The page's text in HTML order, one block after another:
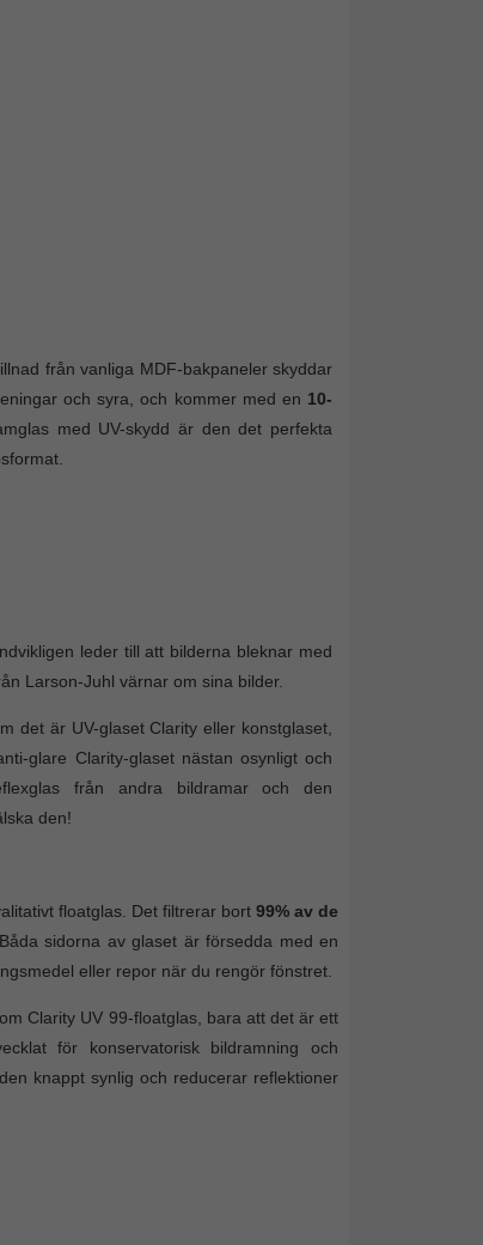
från vanliga MDF-bakpaneler skyddar
och syra, och kommer med en 10-
med UV-skydd är den det perfekta
leder till att bilderna bleknar med
Larson-Juhl värnar om sina bilder.
det är UV-glaset Clarity eller konstglaset,
glare Clarity-glaset nästan osynligt och
från andra bildramar och den
den!
floatglas. Det filtrerar bort 99% av de
sidorna av glaset är försedda med en
eller repor när du rengör fönstret.
Clarity UV 99-floatglas, bara att det är ett
för konservatorisk bildramning och
knappt synlig och reducerar reflektioner